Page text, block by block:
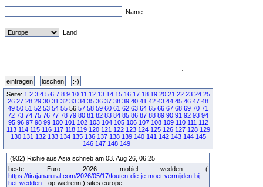
Name
Land
Seite: 1 2 3 4 5 6 7 8 9 10 11 12 13 14 15 16 17 18 19 20 21 22 23 24 25
26 27 28 29 30 31 32 33 34 35 36 37 38 39 40 41 42 43 44 45 46 47 48
49 50 51 52 53 54 55 56 57 58 59 60 61 62 63 64 65 66 67 68 69 70 71
72 73 74 75 76 77 78 79 80 81 82 83 84 85 86 87 88 89 90 91 92 93 94
95 96 97 98 99 100 101 102 103 104 105 106 107 108 109 110 111 112
113 114 115 116 117 118 119 120 121 122 123 124 125 126 127 128 129
130 131 132 133 134 135 136 137 138 139 140 141 142 143 144 145
146 147 148 149
(932) Richie aus Asia schrieb am 03. Aug 26, 06:25
beste Euro 2026 mobiel wedden (
https://tirajanarural.com/2026/05/17/fouten-die-je-moet-vermijden-bij-
het-wedden- -op-wielrenn ) sites europe